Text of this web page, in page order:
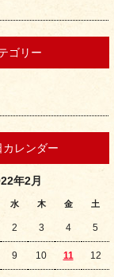
ゴリー
カレンダー
年2月
水 木 金 土
2 3 4 5
9 10 11 12